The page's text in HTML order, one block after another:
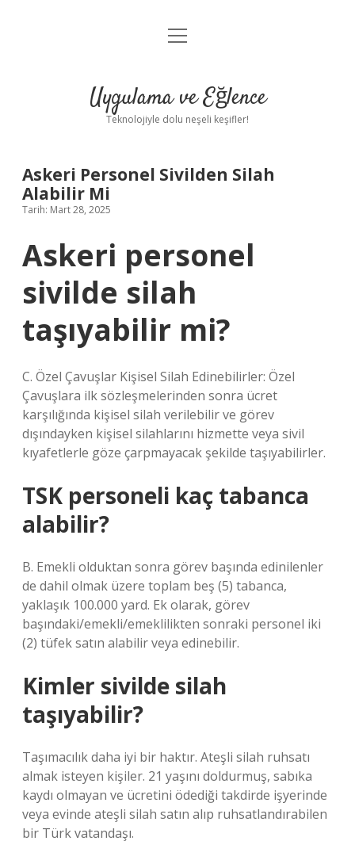
Anasayfa
Yasal Uyarı
menüyü
Uygulama ve Eğlence
Teknolojiyle dolu neşeli keşifler!
Askeri Personel Sivilden Silah
Alabilir Mi
Tarih: Mart 28, 2025
Askeri personel
sivilde silah
taşıyabilir mi?
C. Özel Çavuşlar Kişisel Silah Edinebilirler: Özel
Çavuşlara ilk sözleşmelerinden sonra ücret
karşılığında kişisel silah verilebilir ve görev
dışındayken kişisel silahlarını hizmette veya sivil
kıyafetlerle göze çarpmayacak şekilde taşıyabilirler.
TSK personeli kaç tabanca
alabilir?
B. Emekli olduktan sonra görev başında edinilenler
de dahil olmak üzere toplam beş (5) tabanca,
yaklaşık 100.000 yard. Ek olarak, görev
başındaki/emekli/emeklilikten sonraki personel iki
(2) tüfek satın alabilir veya edinebilir.
Kimler sivilde silah
taşıyabilir?
Taşımacılık daha iyi bir haktır. Ateşli silah ruhsatı
almak isteyen kişiler. 21 yaşını doldurmuş, sabıka
kaydı olmayan ve ücretini ödediği takdirde işyerinde
veya evinde ateşli silah satın alıp ruhsatlandırabilen
bir Türk vatandaşı.